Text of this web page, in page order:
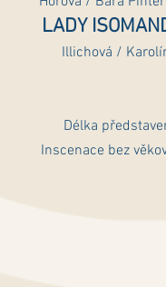
LADY
Illichová /
Délka
Inscenace bez